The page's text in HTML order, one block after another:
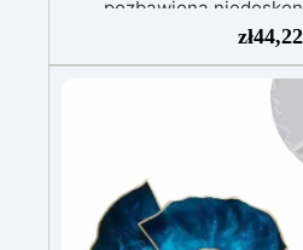
pozbawioną
nieodkształcalne,
wytrzymałością i
ręcznej: Tworzenie
profesjonalne kołki
wiórowej
nieprzywierająca, łatwa w
Wymiary formy:
czyszczenia nie należy
zł44,22